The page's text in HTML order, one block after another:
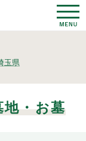
玉県
地・お墓